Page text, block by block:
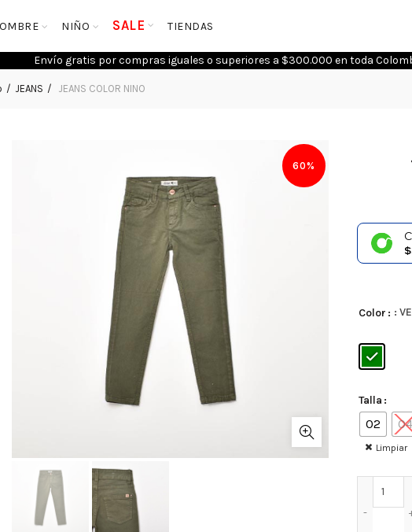
NIÑO SALE TIENDAS
Envío gratis por compras iguales o superiores a $300.000 en toda
JEANS JEANS COLOR NINO
60%
Color :
Talla
02 04
Limpiar